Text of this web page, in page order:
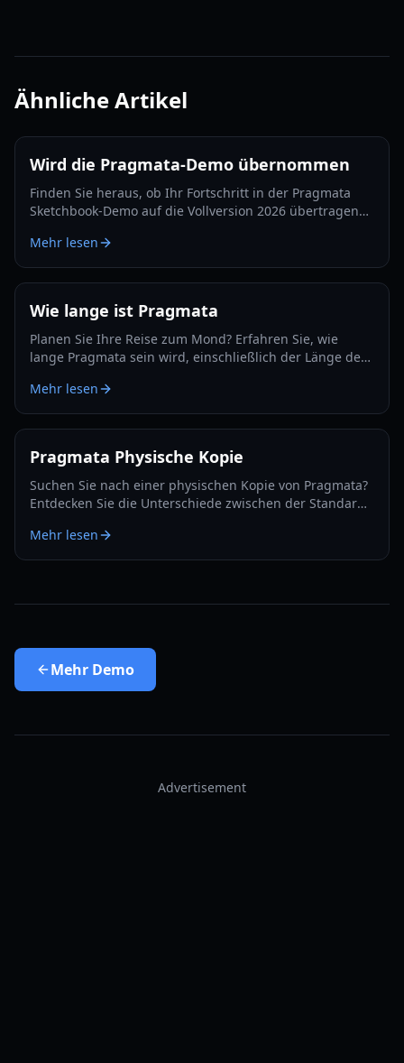
Ähnliche Artikel
Wird die Pragmata-Demo übernommen
Finden Sie heraus, ob Ihr Fortschritt in der Pragmata
Sketchbook-Demo auf die Vollversion 2026 übertragen
Belohnungen.
Mehr lesen
Wie lange ist Pragmata
Planen Sie Ihre Reise zum Mond? Erfahren Sie, wie
lange Pragmata sein wird, einschließlich der Länge der
Game-Content.
Mehr lesen
Pragmata Physische Kopie
Suchen Sie nach einer physischen Kopie von Pragmata?
Entdecken Sie die Unterschiede zwischen der Standard-
Plattformverfügbarkeit für 2026.
Mehr lesen
Mehr Demo
Advertisement